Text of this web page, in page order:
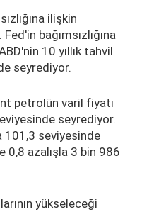
ilişkin
bağımsızlığına
10 yıllık tahvil
seyrediyor.
petrolün varil fiyatı
seyrediyor.
101,3 seviyesinde
0,8 azalışla 3 bin 986
yükseleceği